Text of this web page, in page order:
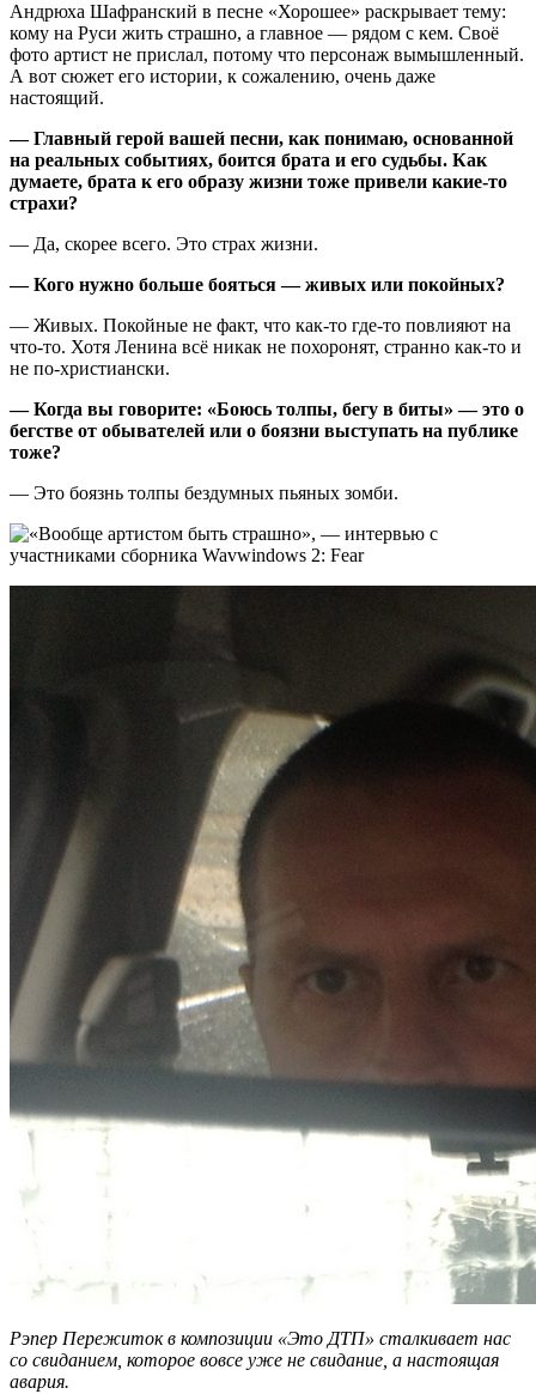
Андрюха Шафранский в песне «Хорошее» раскрывает тему:
кому на Руси жить страшно, а главное — рядом с кем. Своё
фото артист не прислал, потому что персонаж вымышленный.
А вот сюжет его истории, к сожалению, очень даже
настоящий.
— Главный герой вашей песни, как понимаю, основанной
на реальных событиях, боится брата и его судьбы. Как
думаете, брата к его образу жизни тоже привели какие-то
страхи?
— Да, скорее всего. Это страх жизни.
— Кого нужно больше бояться — живых или покойных?
— Живых. Покойные не факт, что как-то где-то повлияют на
что-то. Хотя Ленина всё никак не похоронят, странно как-то и
не по-христиански.
—Когда вы говорите: «Боюсь толпы, бегу в биты» — это о
бегстве от обывателей или о боязни выступать на публике
тоже?
— Это боязнь толпы бездумных пьяных зомби.
Рэпер Пережиток в композиции «Это ДТП» сталкивает нас
со свиданием, которое вовсе уже не свидание, а настоящая
авария.